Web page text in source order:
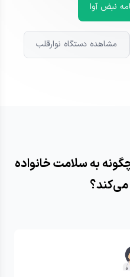
نبض آوا
مشاهده دستگاه نوارقلب
به سلامت خانواده